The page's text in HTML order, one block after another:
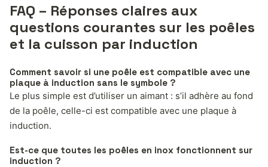
FAQ – Réponses claires aux
questions courantes sur les poêles
et la cuisson par induction
Comment savoir si une poêle est compatible avec une
plaque à induction sans le symbole ?
Le plus simple est d’utiliser un aimant : s’il adhère au fond
de la poêle, celle-ci est compatible avec une plaque à
induction.
Est-ce que toutes les poêles en inox fonctionnent sur
induction ?